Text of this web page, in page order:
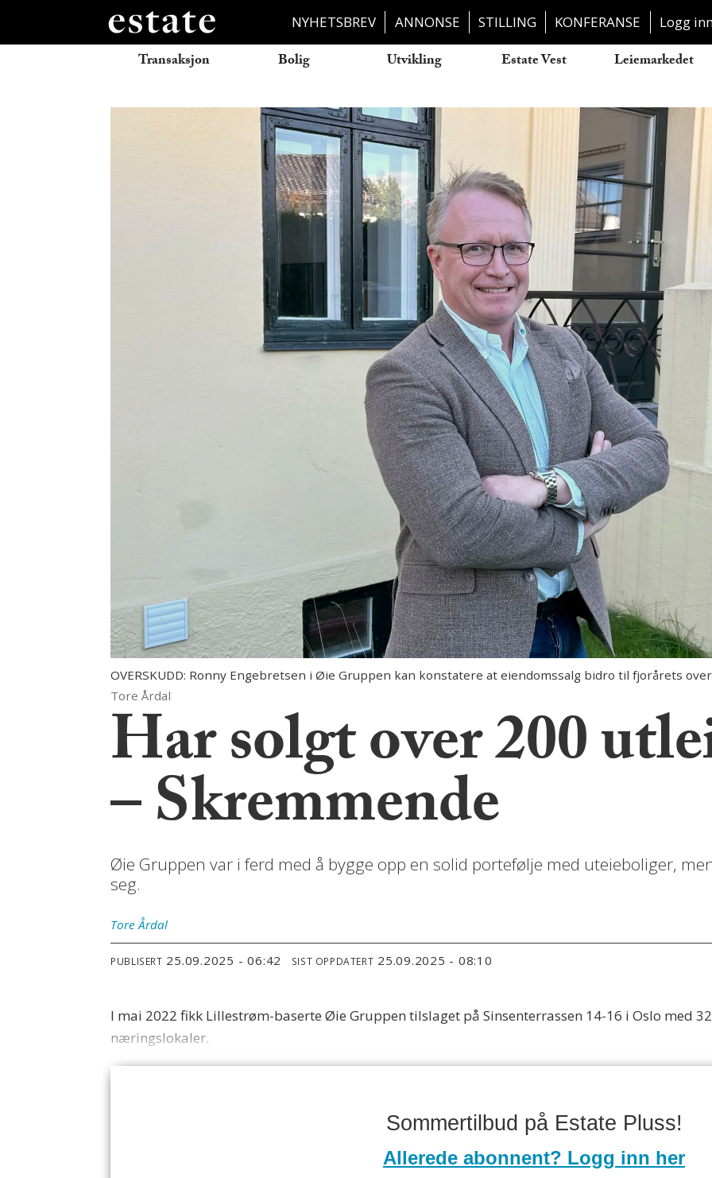
NYHETSBREV ANNONSE STILLING KONFERANSE Logg
Transaksjon Bolig Utvikling Estate Vest Leiemarkedet
OVERSKUDD: Ronny Engebretsen i Øie Gruppen kan konstatere at eiendomssalg bidro til fjorårets
Tore Årdal
Har solgt over 200
– Skremmende
Øie Gruppen var i ferd med å bygge opp en solid portefølje med uteieboliger,
seg.
Tore Årdal
PUBLISERT 25.09.2025 - 06:42 SIST OPPDATERT 25.09.2025 - 08:10
I mai 2022 fikk Lillestrøm-baserte Øie Gruppen tilslaget på Sinsenterrassen 14-16 i Oslo med
næringslokaler.
Sommertilbud på Estate Pluss!
Allerede abonnent? Logg inn her